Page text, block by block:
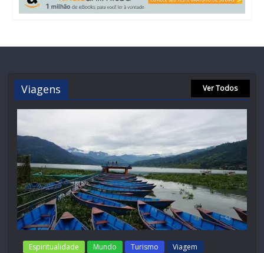
Viagens Ver Todos
Espiritualidade Mundo Turismo Viagem